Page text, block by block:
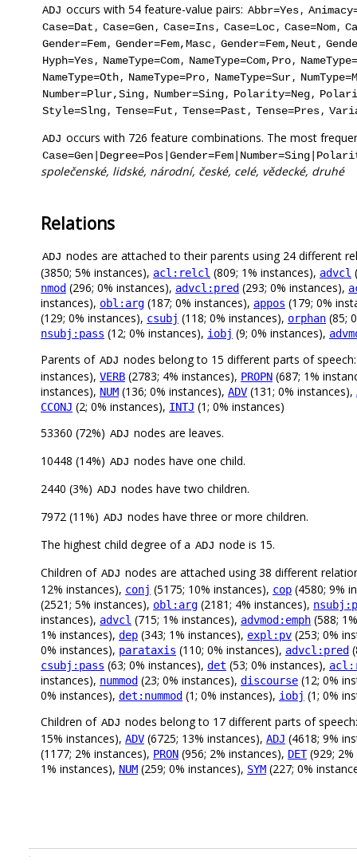
ADJ occurs with 54 feature-value pairs: Abbr=Yes,
Case=Dat , Case=Gen, Case=Ins, Case=Loc, Case=Nom,
Gender=Fem, Gender=Fem,Masc, Gender=Fem,Neut ,
Hyph=Yes, NameType=Com, NameType=Com,Pro,
NameType=Oth, NameType=Pro, NameType=Sur,
Number=Plur,Sing, Number=Sing, Polarity=Neg,
Style=Slng, Tense=Fut , Tense=Past , Tense=Pres,
ADJ occurs with 726 feature combinations. The most
společenské, lidské, národní, české, celé, vědecké, druhé
Relations
ADJ nodes are attached to their parents using 24 different
(3850; 5% instances), acl:relcl (809; 1% instances), advcl
nmod (296; 0% instances), advcl:pred (293; 0% instances),
instances), obl:arg (187; 0% instances), appos (179; 0%
(129; 0% instances), csubj (118; 0% instances), orphan (85;
nsubj:pass (12; 0% instances), iobj (9; 0% instances),
Parents of ADJ nodes belong to 15 different parts of
instances), VERB (2783; 4% instances), PROPN (687; 1%
instances), NUM (136; 0% instances), ADV (131; 0% instances),
CCONJ (2; 0% instances), INTJ (1; 0% instances)
53360 (72%) ADJ nodes are leaves.
10448 (14%) ADJ nodes have one child.
2440 (3%) ADJ nodes have two children.
7972 (11%) ADJ nodes have three or more children.
The highest child degree of a ADJ node is 15.
Children of ADJ nodes are attached using 38 different
12% instances), conj (5175; 10% instances), cop (4580; 9%
(2521; 5% instances), obl:arg (2181; 4% instances),
instances), advcl (715; 1% instances), advmod:emph (588;
1% instances), dep (343; 1% instances), expl:pv (253; 0%
0% instances), parataxis (110; 0% instances), advcl:pred
csubj:pass (63; 0% instances), det (53; 0% instances),
instances), nummod (23; 0% instances), discourse (12; 0%
0% instances), det:nummod (1; 0% instances), iobj (1; 0%
Children of ADJ nodes belong to 17 different parts of
15% instances), ADV (6725; 13% instances), ADJ (4618; 9%
(1177; 2% instances), PRON (956; 2% instances), DET(929;
1% instances), NUM (259; 0% instances), SYM (227; 0%
.